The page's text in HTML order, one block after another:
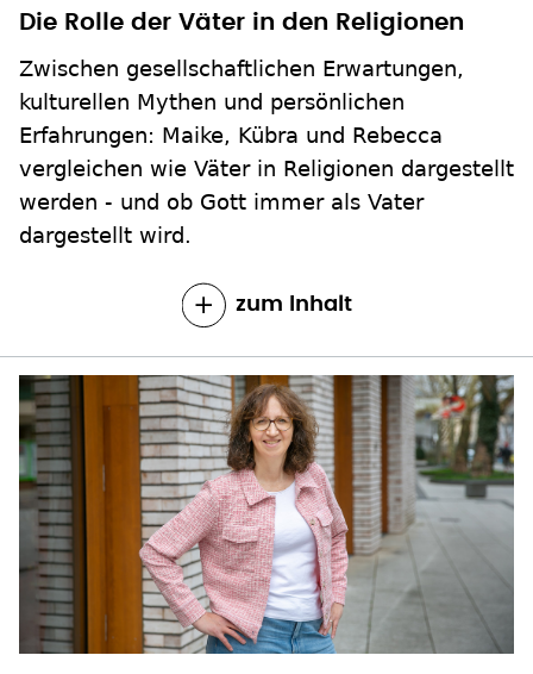
Die Rolle der Väter in den Religionen
Zwischen gesellschaftlichen Erwartungen,
kulturellen Mythen und persönlichen
Erfahrungen: Maike, Kübra und Rebecca
vergleichen wie Väter in Religionen dargestellt
werden - und ob Gott immer als Vater
dargestellt wird.
zum Inhalt